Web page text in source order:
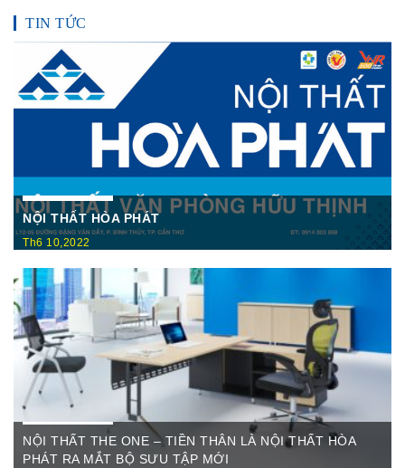
TIN TỨC
NỘI THẤT HÒA PHÁT
Th6 10,2022
Nội Thất Hòa Phátt Cần Thơ Là nơi trưng bày và cung cấp
các sản phẩm như: Bàn văn phòng, ghế xoay văn phòng, tủ hồ
sơ, két sắt,…Của cty CP Nội Thất Hòa Phát( Nội thất The
One) có địa ...
NỘI THẤT THE ONE – TIỀN THÂN LÀ NỘI THẤT HÒA
PHÁT RA MẮT BỘ SƯU TẬP MỚI